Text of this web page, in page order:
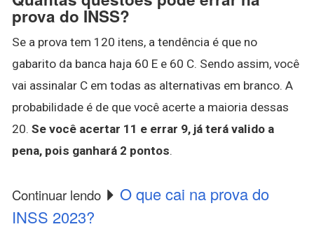
prova do INSS?
Se a prova tem 120 itens, a tendência é que no
gabarito da banca haja 60 E e 60 C. Sendo assim, você
vai assinalar C em todas as alternativas em branco. A
probabilidade é de que você acerte a maioria dessas
20. Se você acertar 11 e errar 9, já terá valido a
pena, pois ganhará 2 pontos.
Continuar lendo
O que cai na prova do
INSS 2023?